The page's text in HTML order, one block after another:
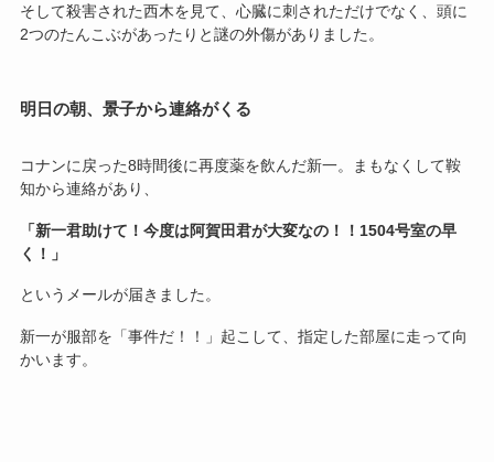
そして殺害された西木を見て、心臓に刺されただけでなく、頭に
2つのたんこぶがあったりと謎の外傷がありました。
明日の朝、景子から連絡がくる
コナンに戻った8時間後に再度薬を飲んだ新一。まもなくして鞍
知から連絡があり、
「新一君助けて！今度は阿賀田君が大変なの！！1504号室の早
く！」
というメールが届きました。
新一が服部を「事件だ！！」起こして、指定した部屋に走って向
かいます。